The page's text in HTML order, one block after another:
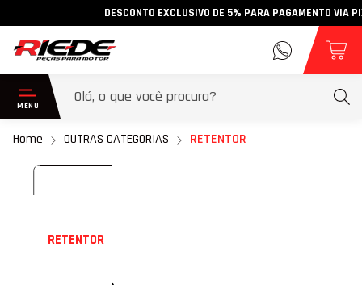
DESCONTO EXCLUSIVO DE 5% PARA PAGAMENTO VIA PIX ·
Home OUTRAS CATEGORIAS RETENTOR
RETENTOR